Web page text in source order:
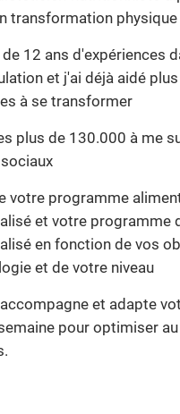
transformation physique
12 ans d'expériences
et j'ai déjà aidé
à se transformer
plus de 130.000 à me
votre programme
et votre programme
en fonction de vos
et de votre niveau
et adapte
pour optimiser